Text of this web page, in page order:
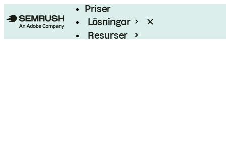
Priser
Lösningar
Resurser